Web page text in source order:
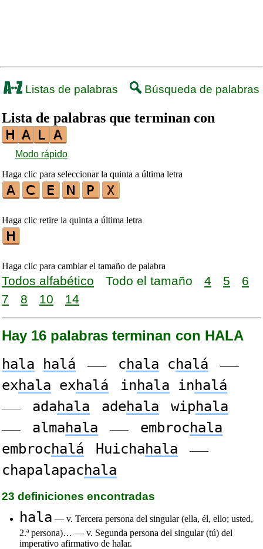
Listas de palabras Búsqueda de palabras
Lista de palabras que terminan con
Modo rápido
Haga clic para seleccionar la quinta a última letra
Haga clic retire la quinta a última letra
Haga clic para cambiar el tamaño de palabra
Todos alfabético Todo el tamaño 4 5
6
7
8 10 14
Hay 16 palabras terminan con HALA
hala halá —— chala chalá ——
exhala exhalá inhala inhalá
—— adahala adehala wiphala
—— almahala —— embrochala
embrochalá Huichahala ——
chapalapachala
23 definiciones encontradas
hala — v. Tercera persona del singular (ella, él, ello; usted,
2.ª persona)… — v. Segunda persona del singular (tú) del
imperativo afirmativo de halar.